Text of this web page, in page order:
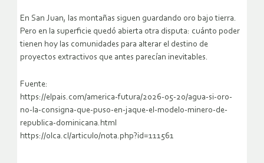
En San Juan, las montañas siguen guardando oro bajo tierra.
Pero en la superficie quedó abierta otra disputa: cuánto poder
tienen hoy las comunidades para alterar el destino de
proyectos extractivos que antes parecían inevitables.
Fuente:
https://elpais.com/america-futura/2026-05-20/agua-si-oro-
no-la-consigna-que-puso-en-jaque-el-modelo-minero-de-
republica-dominicana.html
https://olca.cl/articulo/nota.php?id=111561